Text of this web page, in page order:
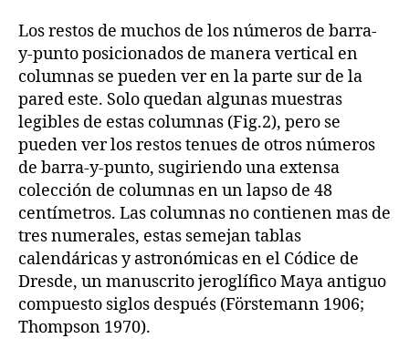
Los restos de muchos de los números de barra-
y-punto posicionados de manera vertical en
columnas se pueden ver en la parte sur de la
pared este. Solo quedan algunas muestras
legibles de estas columnas (Fig.2), pero se
pueden ver los restos tenues de otros números
de barra-y-punto, sugiriendo una extensa
colección de columnas en un lapso de 48
centímetros. Las columnas no contienen mas de
tres numerales, estas semejan tablas
calendáricas y astronómicas en el Códice de
Dresde, un manuscrito jeroglífico Maya antiguo
compuesto siglos después (Förstemann 1906;
Thompson 1970).